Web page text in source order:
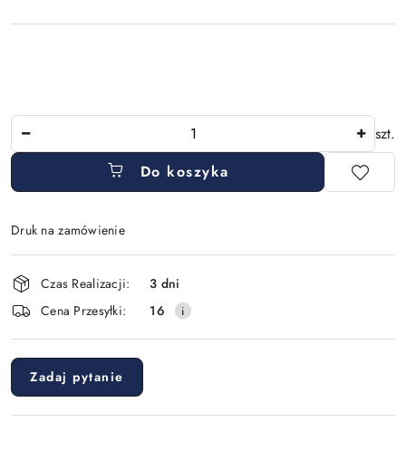
szt.
Do koszyka
Druk na zamówienie
Dostępność
i
dostawa
Czas Realizacji:
3 dni
Cena Przesyłki:
16
Zadaj pytanie